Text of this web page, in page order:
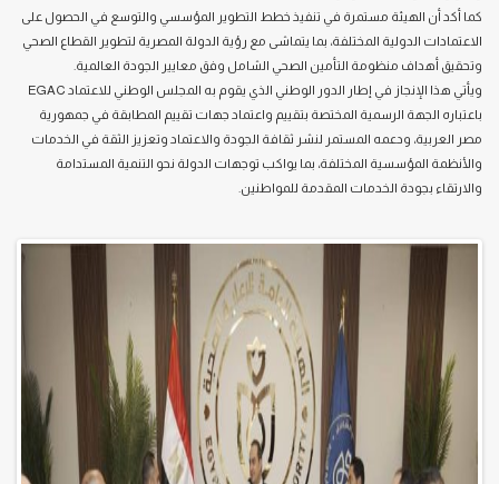
كما أكد أن الهيئة مستمرة في تنفيذ خطط التطوير المؤسسي والتوسع في الحصول على
الاعتمادات الدولية المختلفة، بما يتماشى مع رؤية الدولة المصرية لتطوير القطاع الصحي
وتحقيق أهداف منظومة التأمين الصحي الشامل وفق معايير الجودة العالمية.
ويأتي هذا الإنجاز في إطار الدور الوطني الذي يقوم به المجلس الوطني للاعتماد EGAC
باعتباره الجهة الرسمية المختصة بتقييم واعتماد جهات تقييم المطابقة في جمهورية
مصر العربية، ودعمه المستمر لنشر ثقافة الجودة والاعتماد وتعزيز الثقة في الخدمات
والأنظمة المؤسسية المختلفة، بما يواكب توجهات الدولة نحو التنمية المستدامة
والارتقاء بجودة الخدمات المقدمة للمواطنين.